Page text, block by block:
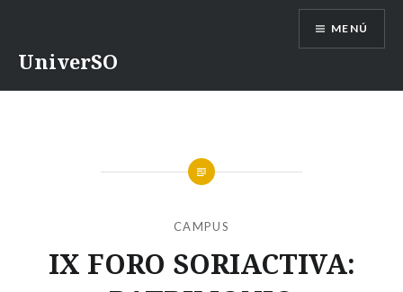
UniverSO
MENÚ
CAMPUS
IX FORO SORIACTIVA: